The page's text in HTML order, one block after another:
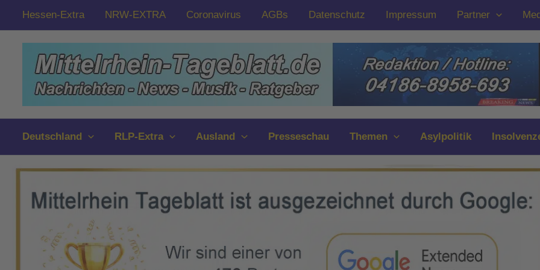
Zum
springen
Hessen-Extra NRW-EXTRA Coronavirus AGBs Datenschutz Impressum Partner
Deutschland RLP-Extra Ausland Presseschau Themen Asylpolitik